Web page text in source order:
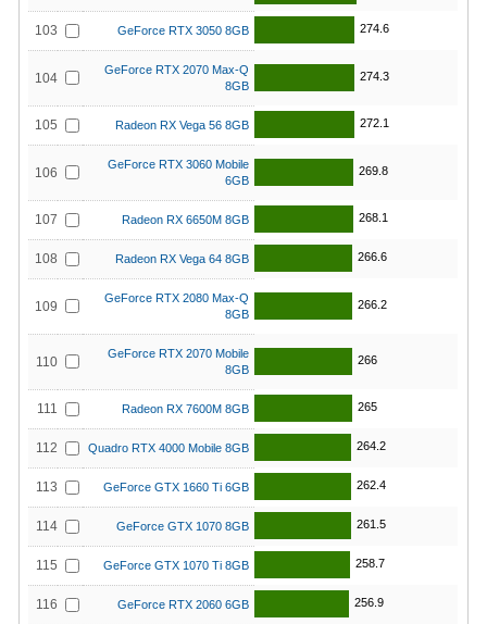
103 GeForce RTX 3050 8GB 274.6
104
GeForce RTX 2070 Max-Q
8GB
274.3
105 Radeon RX Vega 56 8GB 272.1
106
GeForce RTX 3060 Mobile
6GB
269.8
107 Radeon RX 6650M 8GB 268.1
108 Radeon RX Vega 64 8GB 266.6
109
GeForce RTX 2080 Max-Q
8GB
266.2
110
GeForce RTX 2070 Mobile
8GB
266
111 Radeon RX 7600M 8GB 265
112 Quadro RTX 4000 Mobile 8GB 264.2
113 GeForce GTX 1660 Ti 6GB 262.4
114 GeForce GTX 1070 8GB 261.5
115 GeForce GTX 1070 Ti 8GB 258.7
116 GeForce RTX 2060 6GB 256.9